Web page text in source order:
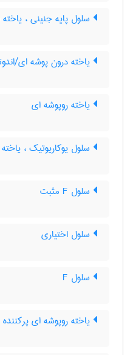
سلول پایه جنینی ،
یاخته درون پوشه ای/
یاخته روپوشه ای
سلول یوکاریوتیک ،
سلول F مثبت
سلول اختیاری
سلول F
یاخته روپوشه ای پرکننده